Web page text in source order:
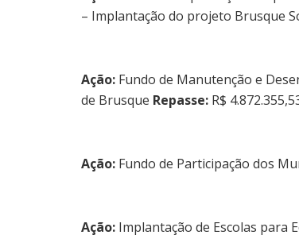
– Implantação do projeto Brusque
Ação: Fundo de Manutenção e
de Brusque Repasse: R$
Ação: Fundo de Participação dos
Ação: Implantação de Escolas para